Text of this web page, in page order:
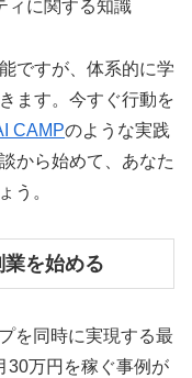
ィに関する知識
ですが、体系的に学
ます。今すぐ行動を
CAMPのような実践
から始めて、あなた
う。
を始める
を同時に実現する最
30万円を稼ぐ事例が